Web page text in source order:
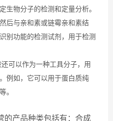
生物分子的检测和定量分析。
后与亲和素或链霉亲和素结
别功能的检测试剂，用于检测
可以作为一种工具分子，用
例如，它可以用于蛋白质纯
。
的产品种类包括有：合成